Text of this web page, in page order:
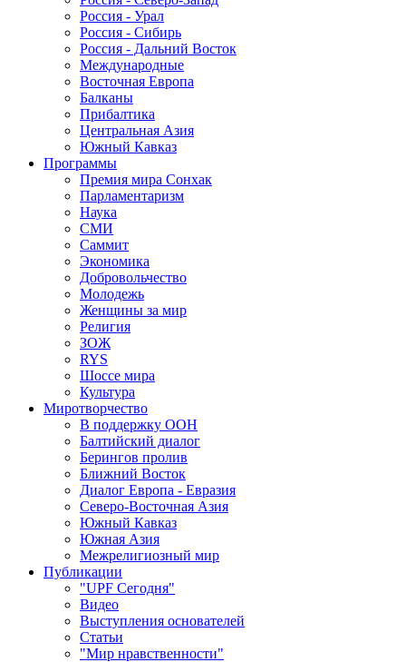
Россия - Урал
Россия - Сибирь
Россия - Дальний Восток
Международные
Восточная Европа
Балканы
Прибалтика
Центральная Азия
Южный Кавказ
Программы
Премия мира Сонхак
Парламентаризм
Наука
СМИ
Саммит
Экономика
Добровольчество
Молодежь
Женщины за мир
Религия
ЗОЖ
RYS
Шоссе мира
Культура
Миротворчество
В поддержку ООН
Балтийский диалог
Берингов пролив
Ближний Восток
Диалог Европа - Евразия
Северо-Восточная Азия
Южный Кавказ
Южная Азия
Межрелигиозный мир
Публикации
"UPF Сегодня"
Видео
Выступления основателей
Статьи
"Мир нравственности"